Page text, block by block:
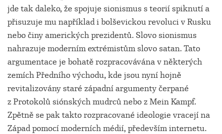
jde tak daleko, že spojuje sionismus s teorií spiknutí a
přisuzuje mu například i bolševickou revoluci v Rusku
nebo činy amerických prezidentů. Slovo sionismus
nahrazuje moderním extrémistům slovo satan. Tato
argumentace je bohatě rozpracovávána v některých
zemích Předního východu, kde jsou nyní hojně
revitalizovány staré západní argumenty čerpané
z Protokolů siónských mudrců nebo z Mein Kampf.
Zpětně se pak takto rozpracované ideologie vracejí na
Západ pomocí moderních médií, především internetu.